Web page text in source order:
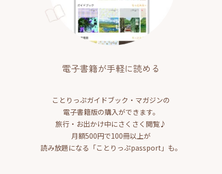
電子書籍が手軽に読める
ことりっぷガイドブック・マガジンの
電子書籍版の購入ができます。
旅行・お出かけ中にさくさく閲覧♪
月額500円で100冊以上が
読み放題になる「ことりっぷpassport」も。